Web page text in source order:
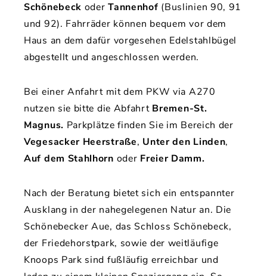
Schönebeck oderTannenhof (Buslinien 90, 91
und 92). Fahrräder können bequem vor dem
Haus an dem dafür vorgesehen Edelstahlbügel
abgestellt und angeschlossen werden.
Bei einer Anfahrt mit dem PKW via A270
nutzen sie bitte die Abfahrt Bremen-St.
Magnus. Parkplätze finden Sie im Bereich der
Vegesacker Heerstraße, Unter den Linden,
Auf dem Stahlhorn oder Freier Damm.
Nach der Beratung bietet sich ein entspannter
Ausklang in der nahegelegenen Natur an. Die
Schönebecker Aue, das Schloss Schönebeck,
der Friedehorstpark, sowie der weitläufige
Knoops Park sind fußläufig erreichbar und